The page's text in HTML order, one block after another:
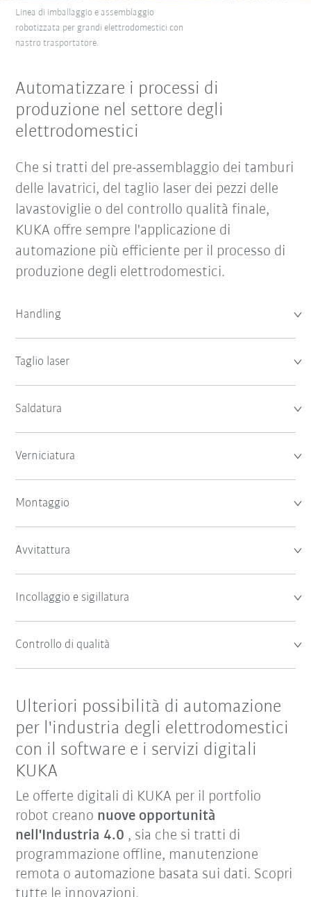
Linea di imballaggio e assemblaggio
robotizzata per grandi elettrodomestici con
nastro trasportatore.
Automatizzare i processi di
produzione nel settore degli
elettrodomestici
Che si tratti del pre-assemblaggio dei tamburi
delle lavatrici, del taglio laser dei pezzi delle
lavastoviglie o del controllo qualità finale,
KUKA offre sempre l'applicazione di
automazione più efficiente per il processo di
produzione degli elettrodomestici.
Handling
Taglio laser
Saldatura
Verniciatura
Montaggio
Avvitattura
Incollaggio e sigillatura
Controllo di qualità
Ulteriori possibilità di automazione
per l'industria degli elettrodomestici
con il software e i servizi digitali
KUKA
Le offerte digitali di KUKA per il portfolio
robot creano nuove opportunità
nell'Industria 4.0 , sia che si tratti di
programmazione offline, manutenzione
remota o automazione basata sui dati. Scopri